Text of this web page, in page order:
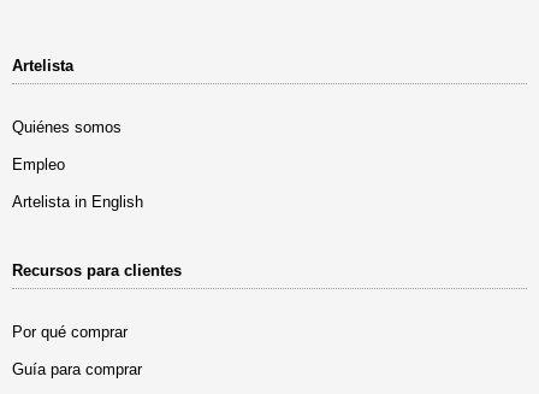
Artelista
Quiénes somos
Empleo
Artelista in English
Recursos para clientes
Por qué comprar
Guía para comprar